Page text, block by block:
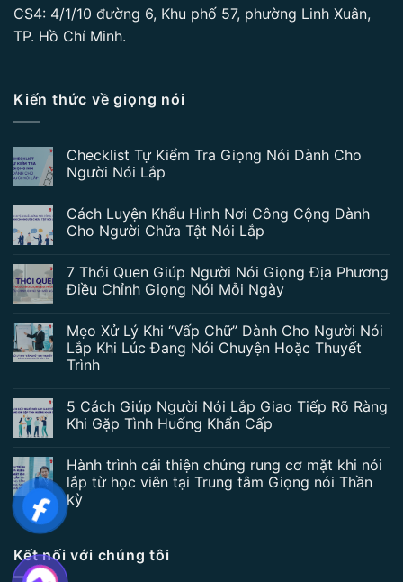
CS4: 4/1/10 đường 6, Khu phố 57, phường Linh Xuân,
TP. Hồ Chí Minh.
Kiến thức về giọng nói
Checklist Tự Kiểm Tra Giọng Nói Dành Cho
Người Nói Lắp
Cách Luyện Khẩu Hình Nơi Công Cộng Dành
Cho Người Chữa Tật Nói Lắp
7 Thói Quen Giúp Người Nói Giọng Địa Phương
Điều Chỉnh Giọng Nói Mỗi Ngày
Mẹo Xử Lý Khi “Vấp Chữ” Dành Cho Người Nói
Lắp Khi Lúc Đang Nói Chuyện Hoặc Thuyết
Trình
5 Cách Giúp Người Nói Lắp Giao Tiếp Rõ Ràng
Khi Gặp Tình Huống Khẩn Cấp
Hành trình cải thiện chứng rung cơ mặt khi nói
lắp từ học viên tại Trung tâm Giọng nói Thần
kỳ
Kết nối với chúng tôi